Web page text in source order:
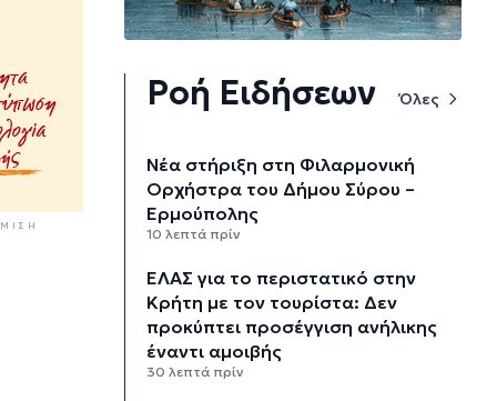
Ροή Ειδήσεων Όλες
Νέα στήριξη στη Φιλαρμονική
Ορχήστρα του Δήμου Σύρου –
Ερμούπολης
10 λεπτά πρίν
ΕΛΑΣ για το περιστατικό στην
Κρήτη με τον τουρίστα: Δεν
προκύπτει προσέγγιση ανήλικης
έναντι αμοιβής
30 λεπτά πρίν